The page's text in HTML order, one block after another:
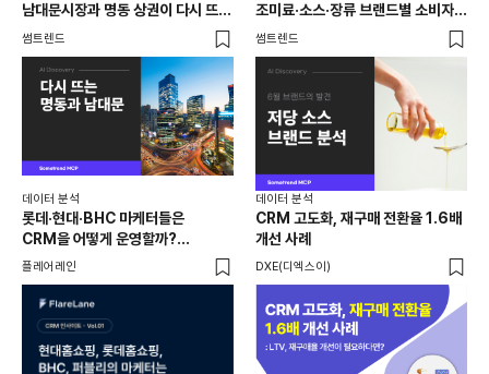
남대문시장과 명동 상권이 다시 뜨는
이유는 뭘까
썸트렌드
조미료·소스·장류 브랜드별 소비자
반응 분석
썸트렌드
데이터 분석
롯데·현대·BHC 마케터들은
CRM을 어떻게 운영할까?
24개사가 직접 답한 마케팅 자동화
플레어레인
데이터 분석
CRM 고도화, 재구매 전환율 1.6배
개선 사례
DXE(디엑스이)